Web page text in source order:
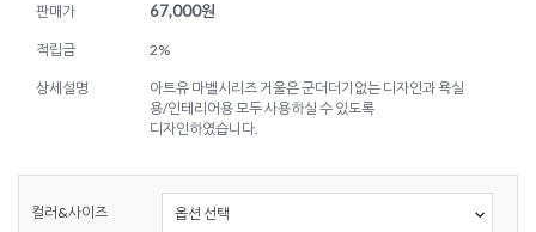
판매가 67,000원
적립금 2%
상세설명
아트유 마벨시리즈 거울은 군더더기없는 디자인과 욕실
용/인테리어용 모두 사용하실 수 있도록
디자인하였습니다.
컬러&사이즈